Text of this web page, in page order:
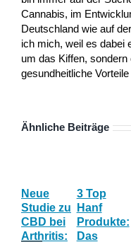
Cannabis, im
Deutschland wie auf
ich mich, weil es dabei
um das Kiffen,
gesundheitliche
Ähnliche Beiträge
Neue
Studie zu
CBD bei
Arthritis:
3 Top
Hanf
Produkte:
Das